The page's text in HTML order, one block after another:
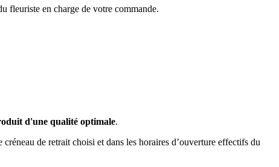
fleuriste en charge de votre commande.
d'une qualité optimale.
créneau de retrait choisi et dans les horaires d’ouverture effectifs du